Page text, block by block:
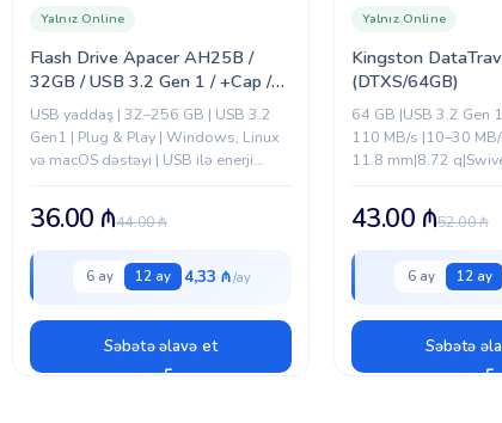
Flash Drive Apacer AH25B /
32GB / USB 3.2 Gen 1 / +Cap /
Black (AP32GAH25BB-1)
Yalnız Online
USB yaddaş | 32–256 GB | USB 3.2
Gen1 | Plug & Play | Windows, Linux
və macOS dəstəyi | USB ilə enerji
44.00₼
36.00 ₼
6 ay 12 ay 4,33 ₼
Səbətə əlavə et
Kingston
(DTXS/64GB)
Yalnız Online
64 GB |USB 3.2 Gen
110 MB/s |10–30
11.8 mm|8.72
52.00₼
43.00 ₼
6 ay 12 ay
Səbətə